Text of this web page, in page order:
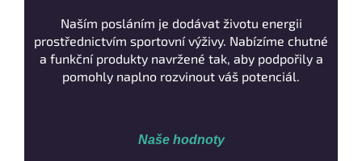
Naším posláním je dodávat životu energii
prostřednictvím sportovní výživy. Nabízíme chutné
a funkční produkty navržené tak, aby podpořily a
pomohly naplno rozvinout váš potenciál.
Naše hodnoty